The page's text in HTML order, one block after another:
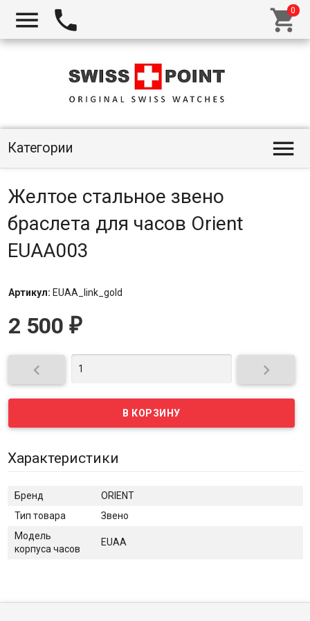
  
Категории 
Желтое стальное звено
браслета для часов Orient
EUAA003
Артикул: EUAA_link_gold
2 500 ₽
 
Характеристики
Бренд
ORIENT
Тип товара
Звено
Модель
корпуса часов
EUAA